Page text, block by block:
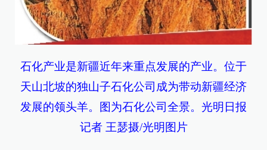
石化产业是新疆近年来重点发展的产业。位于
天山北坡的独山子石化公司成为带动新疆经济
发展的领头羊。图为石化公司全景。光明日报
记者 王瑟摄/光明图片